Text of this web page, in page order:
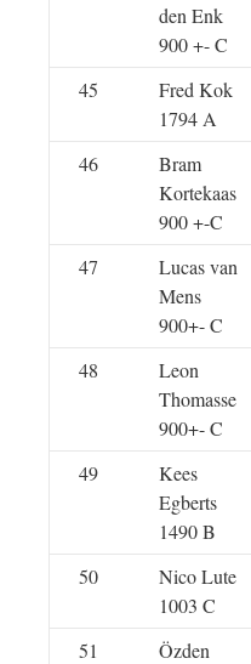
den Enk
900 +- C
45
Fred Kok
1794 A
46
Bram
Kortekaas
900 +-C
47
Lucas van
Mens
900+- C
48
Leon
Thomasse
900+- C
49
Kees
Egberts
1490 B
50
Nico Lute
1003 C
51
Özden